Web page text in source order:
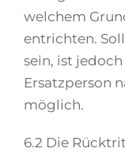
welchem
entrichten.
sein, ist
Ersatzperson
möglich.
6.2 Die